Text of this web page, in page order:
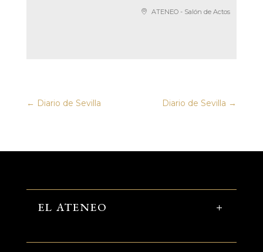
ATENEO - Salón de Actos
← Diario de Sevilla Diario de Sevilla →
EL ATENEO